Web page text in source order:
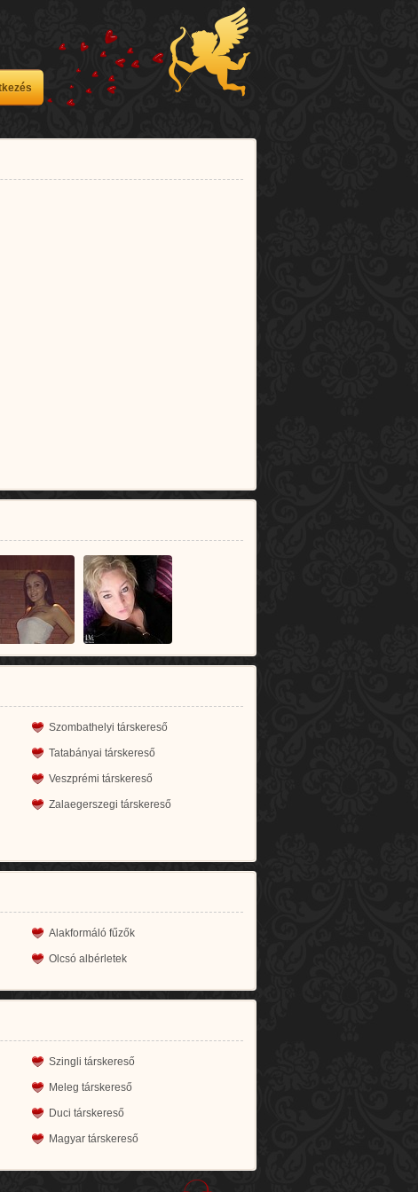
Szombathelyi társkereső
Tatabányai társkereső
Veszprémi társkereső
Zalaegerszegi társkereső
Alakformáló fűzők
Olcsó albérletek
Szingli társkereső
Meleg társkereső
Duci társkereső
Magyar társkereső